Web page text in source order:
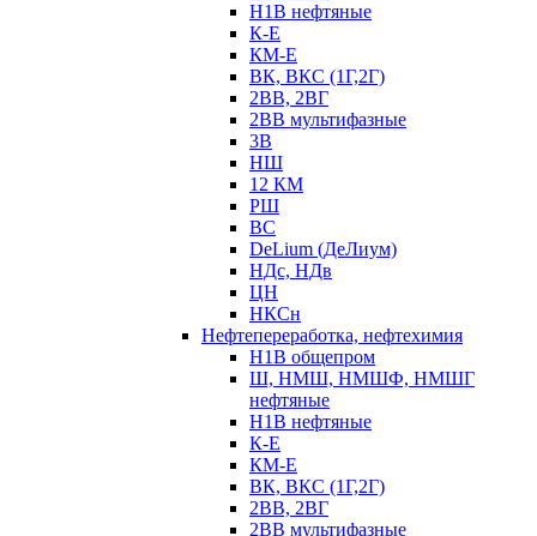
Н1В нефтяные
К-Е
КМ-Е
ВК, ВКС (1Г,2Г)
2ВВ, 2ВГ
2ВВ мультифазные
3В
НШ
12 КМ
РШ
ВС
DeLium (ДеЛиум)
НДс, НДв
ЦН
НКСн
Нефтепереработка, нефтехимия
Н1В общепром
Ш, НМШ, НМШФ, НМШГ
нефтяные
Н1В нефтяные
К-Е
КМ-Е
ВК, ВКС (1Г,2Г)
2ВВ, 2ВГ
2ВВ мультифазные